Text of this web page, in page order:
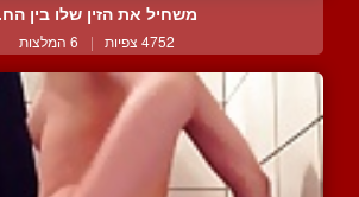
משחיל את הזין שלו בין
4752 צפיות | 6 המלצות